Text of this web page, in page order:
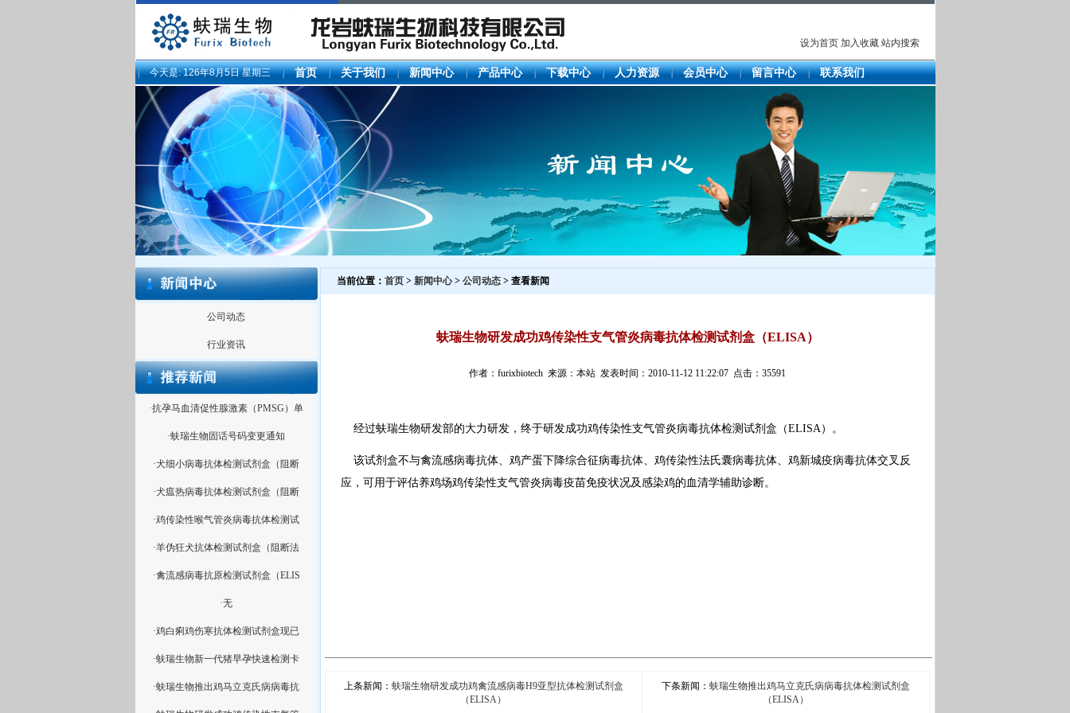
设为首页 加入收藏 站内搜索
今天是:126年8月5日 星期三 首页 关于我们 新闻中心 产品中心 下载中心 人力资源 会员中心 留言中心 联系我们
公司动态
行业资讯
·抗孕马血清促性腺激素（PMSG）单
·蚨瑞生物固话号码变更通知
·犬细小病毒抗体检测试剂盒（阻断
·犬瘟热病毒抗体检测试剂盒（阻断
·鸡传染性喉气管炎病毒抗体检测试
·羊伪狂犬抗体检测试剂盒（阻断法
·禽流感病毒抗原检测试剂盒（ELIS
·无
·鸡白痢鸡伤寒抗体检测试剂盒现已
·蚨瑞生物新一代猪早孕快速检测卡
·蚨瑞生物推出鸡马立克氏病病毒抗
当前位置： 首页> 新闻中心> 公司动态> 查看新闻
蚨瑞生物研发成功鸡传染性支气管炎病毒抗体检测试剂盒（ELISA）
作者：furixbiotech 来源：本站 发表时间：2010-11-12 11:22:07 点击：35591
经过蚨瑞生物研发部的大力研发，终于研发成功鸡传染性支气管炎病毒抗体检测试剂盒（ELISA）。
该试剂盒不与禽流感病毒抗体、鸡产蛋下降综合征病毒抗体、鸡传染性法氏囊病毒抗体、鸡新城疫病毒抗体交叉反
应，可用于评估养鸡场鸡传染性支气管炎病毒疫苗免疫状况及感染鸡的血清学辅助诊断。
上条新闻： 蚨瑞生物研发成功鸡禽流感病毒H9亚型抗体检测试剂盒
（ELISA）
下条新闻： 蚨瑞生物推出鸡马立克氏病病毒抗体检测试剂盒
（ELISA）